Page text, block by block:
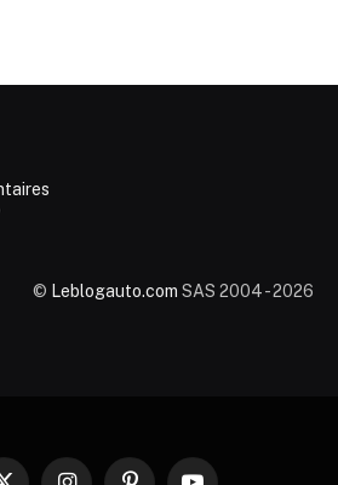
© Leblogauto.com SAS 2004 - 2026